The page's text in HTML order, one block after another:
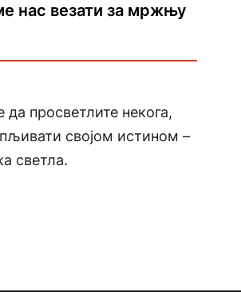
нас везати за мржњу
да просветлите некога,
својом истином –
светла.